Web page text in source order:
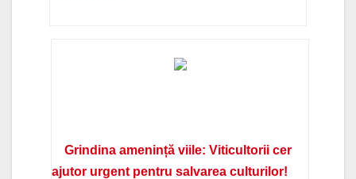
Grindina amenință viile: Viticultorii cer
ajutor urgent pentru salvarea culturilor!